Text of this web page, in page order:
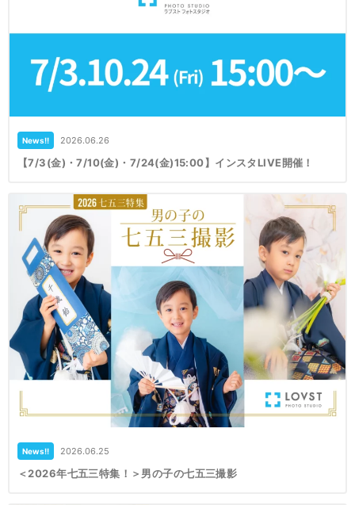
News!! 2026.06.26
【7/3(金)・7/10(金)・7/24(金)15:00】インスタLIVE開催！
News!! 2026.06.25
＜2026年七五三特集！＞男の子の七五三撮影